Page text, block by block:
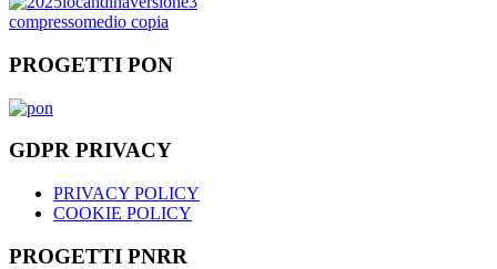
PROGETTI PON
GDPR PRIVACY
PRIVACY POLICY
COOKIE POLICY
PROGETTI PNRR